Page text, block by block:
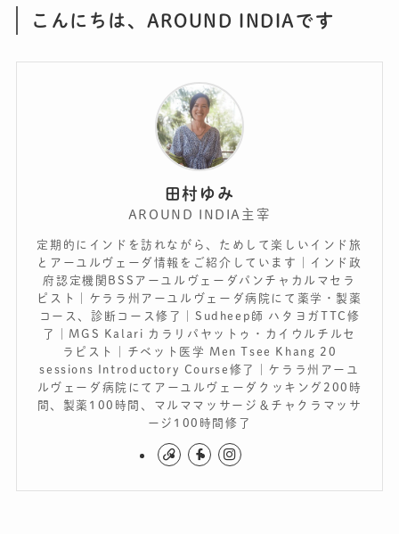
こんにちは、AROUND INDIAです
田村ゆみ
AROUND INDIA主宰
定期的にインドを訪れながら、ためして楽しいインド旅
とアーユルヴェーダ情報をご紹介しています｜インド政
府認定機関BSSアーユルヴェーダパンチャカルマセラ
ピスト｜ケララ州アーユルヴェーダ病院にて薬学・製薬
コース、診断コース修了｜Sudheep師 ハタヨガTTC修
了｜MGS Kalari カラリパヤットゥ・カイウルチルセ
ラピスト｜チベット医学 Men Tsee Khang 20
sessions Introductory Course修了｜ケララ州アーユ
ルヴェーダ病院にてアーユルヴェーダクッキング200時
間、製薬100時間、マルママッサージ＆チャクラマッサ
ージ100時間修了